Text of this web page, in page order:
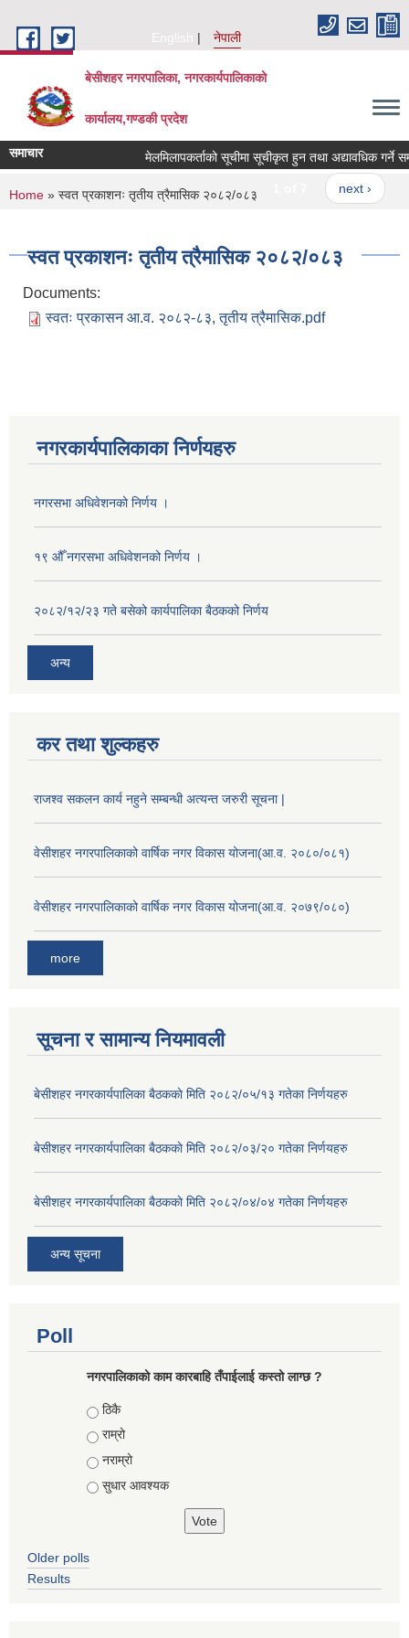
English
नेपाली
बेसीशहर नगरपालिका, नगरकार्यपालिकाको
कार्यालय,गण्डकी प्रदेश
समाचार मेलमिलापकर्ताको सूचीमा सूचीकृत हुन तथा अद्यावधिक गर्ने
next ›
You are here
Home » स्वत प्रकाशनः तृतीय त्रैमासिक २०८२/०८३
स्वत प्रकाशनः तृतीय त्रैमासिक २०८२/०८३
Documents:
स्वतः प्रकासन आ.व. २०८२-८३, तृतीय त्रैमासिक.pdf
नगरकार्यपालिकाका निर्णयहरु
नगरसभा अधिवेशनको निर्णय ।
१९ औँ नगरसभा अधिवेशनको निर्णय ।
२०८२/१२/२३ गते बसेको कार्यपालिका बैठकको निर्णय
अन्य
कर तथा शुल्कहरु
राजश्व सकलन कार्य नहुने सम्बन्धी अत्यन्त जरुरी सूचना |
वेसीशहर नगरपालिकाको वार्षिक नगर विकास योजना(आ.व. २०८०/०८१)
वेसीशहर नगरपालिकाको वार्षिक नगर विकास योजना(आ.व. २०७९/०८०)
more
सूचना र सामान्य नियमावली
बे‍‍सीशहर नगरकार्यपालिका बैठककाे मिति २०८२/०५/१३ गतेका निर्णयहरु
बे‍‍सीशहर नगरकार्यपालिका बैठककाे मिति २०८२/०३/२० गतेका निर्णयहरु
बे‍‍सीशहर नगरकार्यपालिका बैठककाे मिति २०८२/०४/०४ गतेका निर्णयहरु
अन्य सूचना
Poll
नगरपालिकाको काम कारबाहि तँपाईलाई कस्तो लाग्छ ?
Choices
ठिकै
राम्रो
नराम्रो
सुधार आवश्यक
Older polls
Results